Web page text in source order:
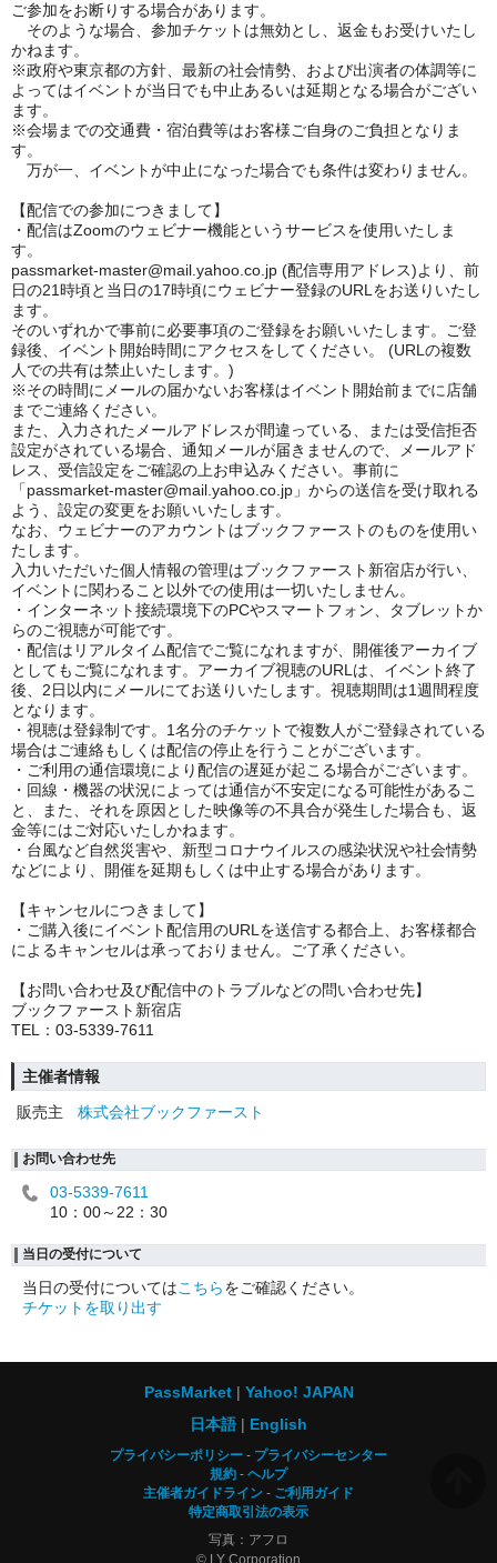
ご参加をお断りする場合があります。
そのような場合、参加チケットは無効とし、返金もお受けいたし
かねます。
※政府や東京都の方針、最新の社会情勢、および出演者の体調等に
よってはイベントが当日でも中止あるいは延期となる場合がござい
ます。
※会場までの交通費・宿泊費等はお客様ご自身のご負担となりま
す。
万が一、イベントが中止になった場合でも条件は変わりません。
【配信での参加につきまして】
・配信はZoomのウェビナー機能というサービスを使用いたしま
す。
passmarket-master@mail.yahoo.co.jp (配信専用アドレス)より、前
日の21時頃と当日の17時頃にウェビナー登録のURLをお送りいたし
ます。
そのいずれかで事前に必要事項のご登録をお願いいたします。ご登
録後、イベント開始時間にアクセスをしてください。 (URLの複数
人での共有は禁止いたします。)
※その時間にメールの届かないお客様はイベント開始前までに店舗
までご連絡ください。
また、入力されたメールアドレスが間違っている、または受信拒否
設定がされている場合、通知メールが届きませんので、メールアド
レス、受信設定をご確認の上お申込みください。事前に
「passmarket-master@mail.yahoo.co.jp」からの送信を受け取れる
よう、設定の変更をお願いいたします。
なお、ウェビナーのアカウントはブックファーストのものを使用い
たします。
入力いただいた個人情報の管理はブックファースト新宿店が行い、
イベントに関わること以外での使用は一切いたしません。
・インターネット接続環境下のPCやスマートフォン、タブレットか
らのご視聴が可能です。
・配信はリアルタイム配信でご覧になれますが、開催後アーカイブ
としてもご覧になれます。アーカイブ視聴のURLは、イベント終了
後、2日以内にメールにてお送りいたします。視聴期間は1週間程度
となります。
・視聴は登録制です。1名分のチケットで複数人がご登録されている
場合はご連絡もしくは配信の停止を行うことがございます。
・ご利用の通信環境により配信の遅延が起こる場合がございます。
・回線・機器の状況によっては通信が不安定になる可能性があるこ
と、また、それを原因とした映像等の不具合が発生した場合も、返
金等にはご対応いたしかねます。
・台風など自然災害や、新型コロナウイルスの感染状況や社会情勢
などにより、開催を延期もしくは中止する場合があります。
【キャンセルにつきまして】
・ご購入後にイベント配信用のURLを送信する都合上、お客様都合
によるキャンセルは承っておりません。ご了承ください。
【お問い合わせ及び配信中のトラブルなどの問い合わせ先】
ブックファースト新宿店
TEL：03-5339-7611
主催者情報
販売主
株式会社ブックファースト
お問い合わせ先
03-5339-7611
10：00～22：30
当日の受付について
当日の受付についてはこちらをご確認ください。
チケットを取り出す
PassMarket
Yahoo! JAPAN
日本語
English
プライバシーポリシー
プライバシーセンター
規約
ヘルプ
主催者ガイドライン
ご利用ガイド
特定商取引法の表示
写真：アフロ
© LY Corporation